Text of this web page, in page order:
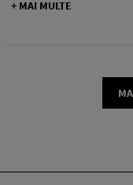
+ MAI MULTE